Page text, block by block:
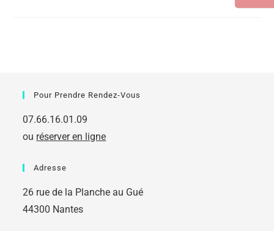
Pour Prendre Rendez-Vous
07.66.16.01.09
ou réserver en ligne
Adresse
26 rue de la Planche au Gué
44300 Nantes